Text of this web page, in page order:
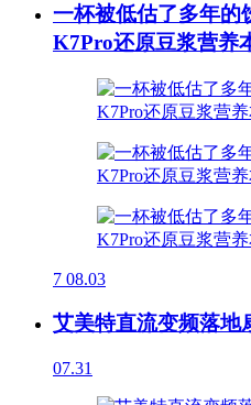
一杯被低估了多年
K7Pro还原豆浆营养
7 08.03
艾美特直流变频落地
07.31